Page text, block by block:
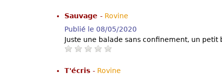
Sauvage - Rovine
Publié le 08/05/2020
Juste une balade sans confinement, un
T'écris - Rovine